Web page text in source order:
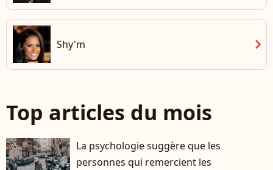
Shy'm chevron_right
Top articles du mois
La psychologie suggère que les
personnes qui remercient les